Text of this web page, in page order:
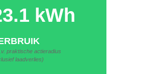
kWh
praktische actieradius
laadverlies)